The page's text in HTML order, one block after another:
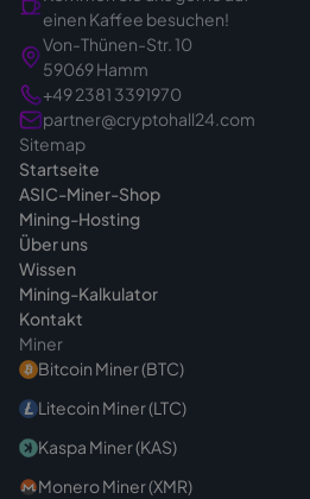
Sie kaufen also gezielt
Genau deshalb klären
Ruhe das passende
damit Sie von Anfang an
treffen. Bei Fragen vor
einen Kaffee besuchen!
Von-Thünen-Str. 10
59069 Hamm
+49 2381 3391970
partner@cryptohall24.com
Sitemap
Startseite
ASIC-Miner-Shop
Mining-Hosting
Über uns
Wissen
Mining-Kalkulator
Kontakt
Miner
Bitcoin Miner (BTC)
Litecoin Miner (LTC)
Kaspa Miner (KAS)
Monero Miner (XMR)